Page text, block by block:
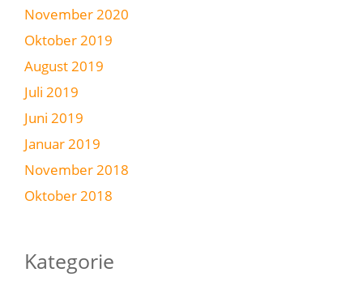
November 2020
Oktober 2019
August 2019
Juli 2019
Juni 2019
Januar 2019
November 2018
Oktober 2018
Kategorie